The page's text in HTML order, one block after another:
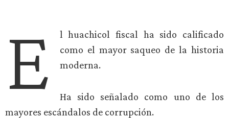
E
l huachicol fiscal ha sido calificado
como el mayor saqueo de la historia
moderna.
Ha sido señalado como uno de los
mayores escándalos de corrupción.